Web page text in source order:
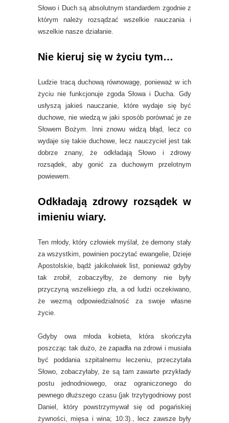
Słowo i Duch są absolutnym standardem zgodnie z
którym należy rozsądzać wszelkie nauczania i
wszelkie nasze działanie.
Nie kieruj się w życiu tym…
Ludzie tracą duchową równowagę, ponieważ w ich
życiu nie funkcjonuje zgoda Słowa i Ducha. Gdy
usłyszą jakieś nauczanie, które wydaje się być
duchowe, nie wiedzą w jaki sposób porównać je ze
Słowem Bożym. Inni znowu widzą błąd, lecz co
wydaje się takie duchowe, lecz nauczyciel jest tak
dobrze znany, że odkładają Słowo i zdrowy
rozsądek, aby gonić za duchowym przelotnym
powiewem.
Odkładają zdrowy rozsądek w
imieniu wiary.
Ten młody, który człowiek myślał, że demony stały
za wszystkim, powinien poczytać ewangelie, Dzieje
Apostolskie, bądź jakikolwiek list, ponieważ gdyby
tak zrobił, zobaczyłby, że demony nie były
przyczyną wszelkiego zła, a od ludzi oczekiwano,
że wezmą odpowiedzialność za swoje własne
życie.
Gdyby owa młoda kobieta, która skończyła
poszcząc tak dużo, że zapadła na zdrowi i musiała
być poddania szpitalnemu leczeniu, przeczytała
Słowo, zobaczyłaby, że są tam zawarte przykłady
postu jednodniowego, oraz ograniczonego do
pewnego dłuższego czasu (jak trzytygodniowy post
Daniel, który powstrzymywał się od pogańskiej
żywności, mięsa i wina; 10:3)., lecz zawsze były